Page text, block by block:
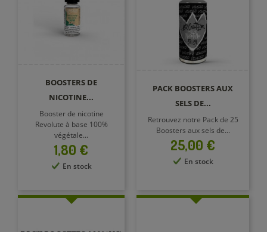
BOOSTERS DE
NICOTINE...
Booster de nicotine
Revolute à base 100%
végétale...
Prix
1,80 €
En stock
PACK BOOSTERS AUX
SELS DE...
Retrouvez notre Pack de 25
Boosters aux sels de...
Prix
25,00 €
En stock